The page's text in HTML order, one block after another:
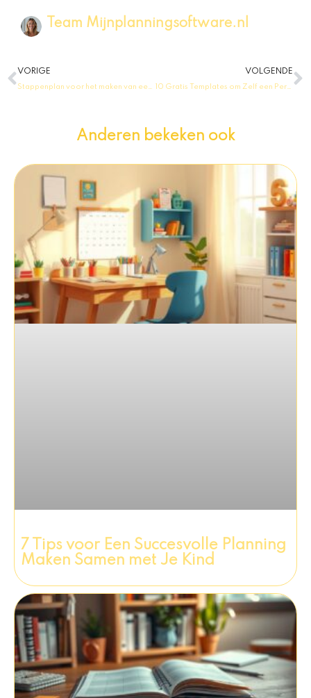
Team Mijnplanningsoftware.nl
Vorige
VORIGE
Stappenplan voor het maken van een business plan
VOLGENDE
10 Gratis Templates om Zelf een Persoonlijke Planner te Maken
Anderen bekeken ook
7 Tips voor Een Succesvolle Planning
Maken Samen met Je Kind